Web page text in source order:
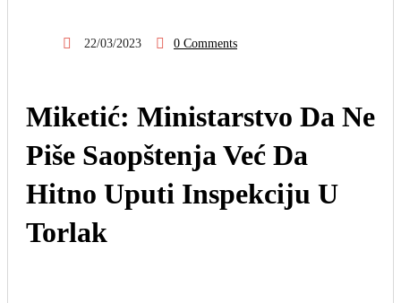
22/03/2023 0 Comments
Miketić: Ministarstvo Da Ne
Piše Saopštenja Već Da
Hitno Uputi Inspekciju U
Torlak